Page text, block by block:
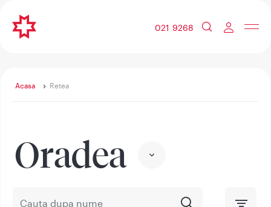
021 9268
Acasa Retea
Oradea